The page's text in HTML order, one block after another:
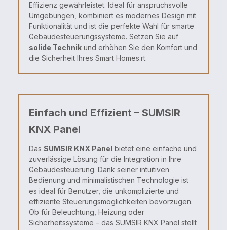
Effizienz gewährleistet. Ideal für anspruchsvolle
Umgebungen, kombiniert es modernes Design mit
Funktionalität und ist die perfekte Wahl für smarte
Gebäudesteuerungssysteme. Setzen Sie auf
solide Technik und erhöhen Sie den Komfort und
die Sicherheit Ihres Smart Homes.rt.
Einfach und Effizient – SUMSIR
KNX Panel
Das SUMSIR KNX Panel bietet eine einfache und
zuverlässige Lösung für die Integration in Ihre
Gebäudesteuerung. Dank seiner intuitiven
Bedienung und minimalistischen Technologie ist
es ideal für Benutzer, die unkomplizierte und
effiziente Steuerungsmöglichkeiten bevorzugen.
Ob für Beleuchtung, Heizung oder
Sicherheitssysteme – das SUMSIR KNX Panel stellt